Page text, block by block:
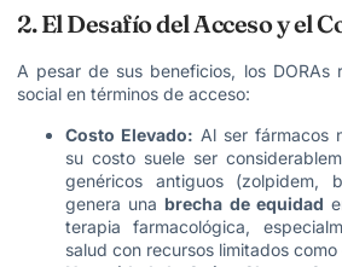
2. El Desafío del Acceso y el
A pesar de sus beneficios, los DORAs
social en términos de acceso:
Costo Elevado: Al ser fármacos
su costo suele ser
genéricos antiguos (zolpidem,
genera una brecha de equidad
terapia farmacológica,
salud con recursos limitados